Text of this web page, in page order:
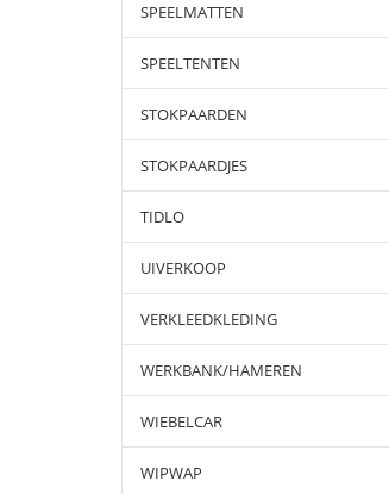
SPEELMATTEN
SPEELTENTEN
STOKPAARDEN
STOKPAARDJES
TIDLO
UIVERKOOP
VERKLEEDKLEDING
WERKBANK/HAMEREN
WIEBELCAR
WIPWAP